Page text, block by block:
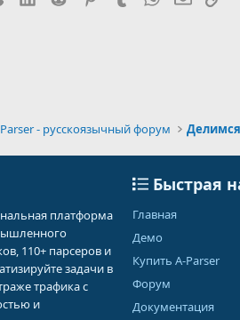
- русскоязычный форум
платформа
110+ парсеров и
задачи в
трафика с
и
Быстрая
Главная
Демо
Купить A-Parser
Форум
Документация